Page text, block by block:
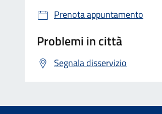
Prenota appuntamento
Problemi in città
Segnala disservizio